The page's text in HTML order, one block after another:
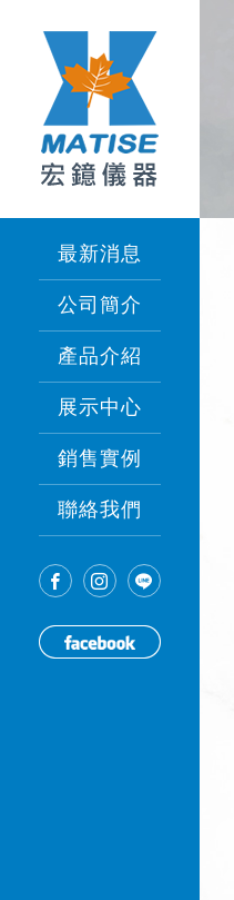
最新消息
公司簡介
產品介紹
展示中心
銷售實例
聯絡我們